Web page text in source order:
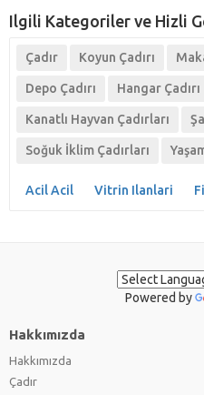
Ilgili Kategoriler ve Hizli
Çadır Koyun Çadırı
Depo Çadırı Hangar Çadırı
Kanatlı Hayvan Çadırları
Soğuk İklim Çadırları
Acil Acil Vitrin Ilanlari
Powered by
Hakkımızda
Hakkımızda
Çadır